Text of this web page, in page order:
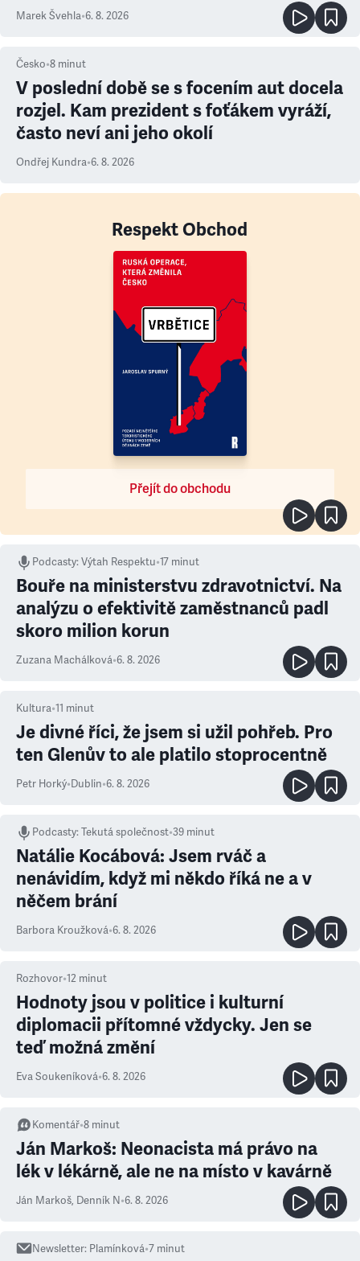
Marek Švehla•6. 8. 2026
Česko•8 minut
V poslední době se s focením aut docela
rozjel. Kam prezident s foťákem vyráží,
často neví ani jeho okolí
Ondřej Kundra•6. 8. 2026
Respekt Obchod
Přejít do obchodu
Podcasty:Výtah Respektu•17 minut
Bouře na ministerstvu zdravotnictví. Na
analýzu o efektivitě zaměstnanců padl
skoro milion korun
Zuzana Machálková•6. 8. 2026
Kultura•11 minut
Je divné říci, že jsem si užil pohřeb. Pro
ten Glenův to ale platilo stoprocentně
Petr Horký•Dublin•6. 8. 2026
Podcasty:Tekutá společnost•39 minut
Natálie Kocábová: Jsem rváč a
nenávidím, když mi někdo říká ne a v
něčem brání
Barbora Kroužková•6. 8. 2026
Rozhovor•12 minut
Hodnoty jsou v politice i kulturní
diplomacii přítomné vždycky. Jen se
teď možná změní
Eva Soukeníková•6. 8. 2026
Komentář•8 minut
Ján Markoš: Neonacista má právo na
lék v lékárně, ale ne na místo v kavárně
Ján Markoš, Denník N•6. 8. 2026
Newsletter: Plamínková•7 minut